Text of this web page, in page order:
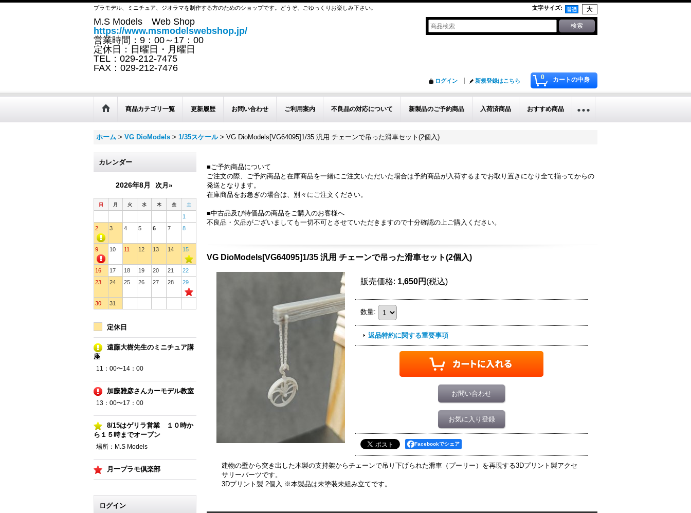
プラモデル、ミニチュア、ジオラマを制作する方のためのショップです。どうぞ、ごゆっくりお楽しみ下さい｡ 文字サイズ:
M.S Models Web Shop
https://www.msmodelswebshop.jp/
営業時間：9：00～17：00
定休日：日曜日・月曜日
TEL：029-212-7475
FAX：029-212-7476
0 カートの中身
ログイン 新規登録はこちら
商品カテゴリ一覧 更新履歴 お問い合わせ ご利用案内 不良品の対応について 新製品のご予約商品 入荷済商品 おすすめ商品
ホーム > VG DioModels > 1/35スケール > VG DioModels[VG64095]1/35 汎用 チェーンで吊った滑車セット(2個入)
カレンダー
2026年8月 次月»
日 月 火 水 木 金 土
1
2
3 4 5 6 7 8
9 10 11 12 13 14 15
16 17 18 19 20 21
22
23
24 25 26 27 28 29
30 31
定休日
遠藤大樹先生のミニチュア講
座
11：00〜14：00
加藤雅彦さんカーモデル教室
13：00〜17：00
8/15はゲリラ営業 １０時か
ら１５時までオープン
場所：M.S Models
月一プラモ倶楽部
ログイン
■ご予約商品について
ご注文の際、ご予約商品と在庫商品を一緒にご注文いただいた場合は予約商品が入荷するまでお取り置きになり全て揃ってからの
発送となります。
在庫商品をお急ぎの場合は、別々にご注文ください。
■中古品及び特価品の商品をご購入のお客様へ
不良品・欠品がございましても一切不可とさせていただきますので十分確認の上ご購入ください。
VG DioModels[VG64095]1/35 汎用 チェーンで吊った滑車セット(2個入)
販売価格: 1,650円 (税込)
数量:
返品特約に関する重要事項
お問い合わせ
お気に入り登録
Facebookでシェア
建物の壁から突き出した木製の支持架からチェーンで吊り下げられた滑車（プーリー）を再現する3Dプリント製アクセ
サリーパーツです。
3Dプリント製 2個入 ※本製品は未塗装未組み立てです。